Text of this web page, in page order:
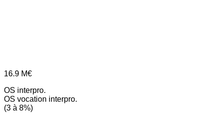
16.9 M€
OS interpro.
OS vocation interpro.
(3 à 8%)